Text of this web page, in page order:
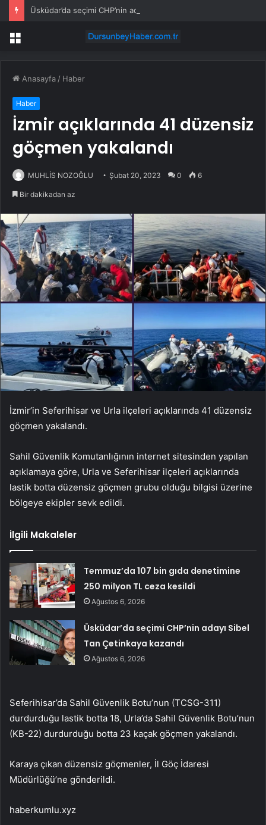
Menü
Anasayfa / Haber
Haber
İzmir açıklarında 41 düzensiz
göçmen yakalandı
MUHLİS NOZOĞLU Şubat 20, 2023 0 6
Bir dakikadan az
İzmir’in Seferihisar ve Urla ilçeleri açıklarında 41 düzensiz
göçmen yakalandı.
Sahil Güvenlik Komutanlığının internet sitesinden yapılan
açıklamaya göre, Urla ve Seferihisar ilçeleri açıklarında
lastik botta düzensiz göçmen grubu olduğu bilgisi üzerine
bölgeye ekipler sevk edildi.
İlgili Makaleler
Temmuz’da 107 bin gıda denetimine
250 milyon TL ceza kesildi
Ağustos 6, 2026
Üsküdar’da seçimi CHP’nin adayı Sibel
Tan Çetinkaya kazandı
Ağustos 6, 2026
Seferihisar’da Sahil Güvenlik Botu’nun (TCSG-311)
durdurduğu lastik botta 18, Urla’da Sahil Güvenlik Botu’nun
(KB-22) durdurduğu botta 23 kaçak göçmen yakalandı.
Karaya çıkan düzensiz göçmenler, İl Göç İdaresi
Müdürlüğü’ne gönderildi.
haberkumlu.xyz